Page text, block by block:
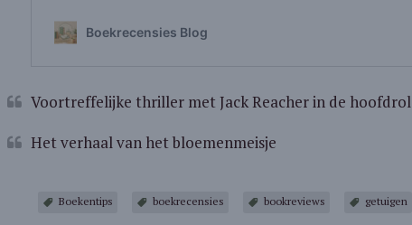
Voortreffelijke thriller met Jack Reacher in de hoofdrol
Het verhaal van het bloemenmeisje
Boekentips boekrecensies bookreviews getuigen